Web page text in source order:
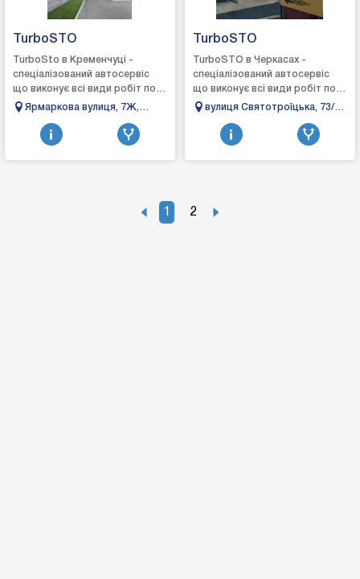
TurboSTO
TurboSto в Кременчуці -
спеціалізований автосервіс
що виконує всі види робіт по
турбінах: зняття, діагностика,
вигото...
Ярмаркова вулиця, 7Ж,
Кременчук, Полтавська
область, 39600
TurboSTO
TurboSTO в Черкасах -
спеціалізований автосервіс
що виконує всі види робіт по
турбінах: зняття, діагностика,
виготовл...
вулиця Святотроїцька, 73/3,
Черкаси, Черкаська область
1 2